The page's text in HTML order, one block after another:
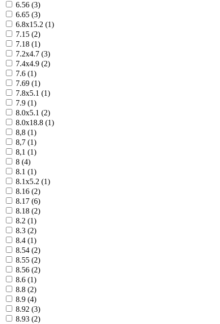
6.56 (3)
6.65 (3)
6.8x15.2 (1)
7.15 (2)
7.18 (1)
7.2х4.7 (3)
7.4x4.9 (2)
7.6 (1)
7.69 (1)
7.8х5.1 (1)
7.9 (1)
8.0х5.1 (2)
8.0x18.8 (1)
8,8 (1)
8,7 (1)
8,1 (1)
8 (4)
8.1 (1)
8.1x5.2 (1)
8.16 (2)
8.17 (6)
8.18 (2)
8.2 (1)
8.3 (2)
8.4 (1)
8.54 (2)
8.55 (2)
8.56 (2)
8.6 (1)
8.8 (2)
8.9 (4)
8.92 (3)
8.93 (2)